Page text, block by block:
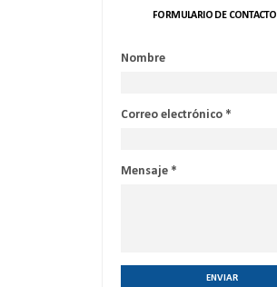
FORMULARIO DE CONTACTO
Nombre
Correo electrónico *
Mensaje *